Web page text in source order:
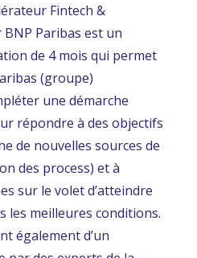
Fintech &
Paribas est un
de 4 mois qui permet
(groupe)
une démarche
répondre à des objectifs
de nouvelles sources de
des process) et à
sur le volet d’atteindre
les meilleures conditions.
également d’un